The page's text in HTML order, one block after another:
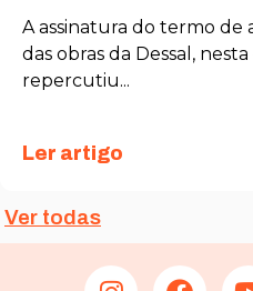
A assinatura do termo de
das obras da Dessal,
repercutiu...
Ler artigo
Ver todas